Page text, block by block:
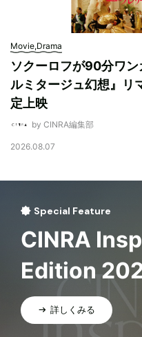
Movie,Drama
ソクーロフが90分ワ
ルミタージュ幻想』リ
定上映
by CINRA編集部
2026.08.07
Special Feature
CINRA
Edition
詳しくみる